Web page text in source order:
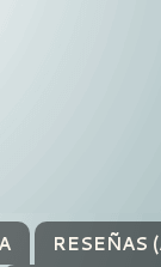
RESEÑAS